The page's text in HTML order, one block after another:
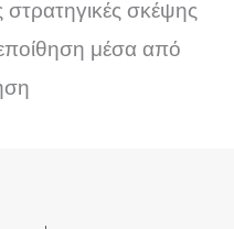
σκέψης
μέσα από